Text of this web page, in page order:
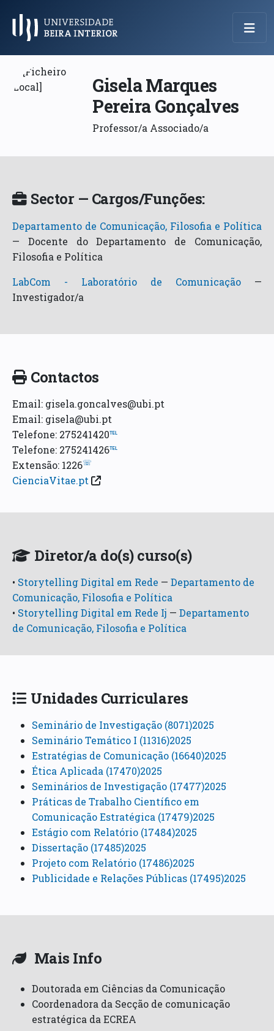
Menu Principal
Gisela Marques
Pereira Gonçalves
Professor/a Associado/a
Sector — Cargos/Funções:
Departamento de Comunicação, Filosofia e Política
—Docente do Departamento de Comunicação,
Filosofia e Política
LabCom - Laboratório de Comunicação
—
Investigador/a
Contactos
Email: gisela.goncalves@ubi.pt
Email: gisela@ubi.pt
Telefone: 275241420℡
Telefone: 275241426℡
Extensão: 1226☏
CienciaVitae.pt
Diretor/a do(s) curso(s)
• Storytelling Digital em Rede —Departamento de
Comunicação, Filosofia e Política
• Storytelling Digital em Rede Ij —Departamento
de Comunicação, Filosofia e Política
Unidades Curriculares
Seminário de Investigação (8071)2025
Seminário Temático I (11316)2025
Estratégias de Comunicação (16640)2025
Ética Aplicada (17470)2025
Seminários de Investigação (17477)2025
Práticas de Trabalho Científico em
Comunicação Estratégica (17479)2025
Estágio com Relatório (17484)2025
Dissertação (17485)2025
Projeto com Relatório (17486)2025
Publicidade e Relações Públicas (17495)2025
Mais Info
Doutorada em Ciências da Comunicação
Coordenadora da Secção de comunicação
estratégica da ECREA